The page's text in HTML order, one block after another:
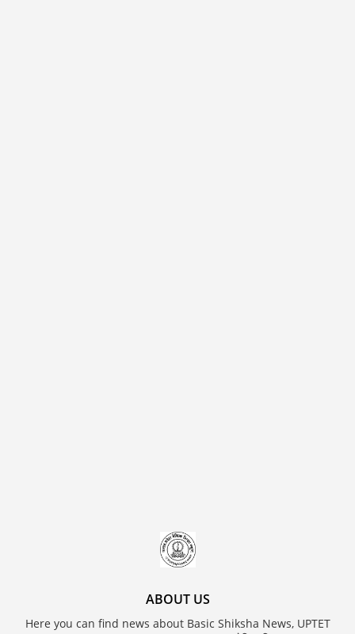
ABOUT US
Here you can find news about Basic Shiksha News, UPTET